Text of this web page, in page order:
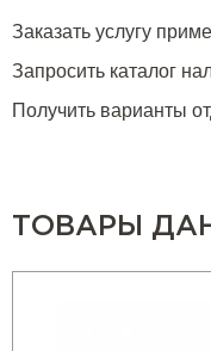
Заказать услугу
Запросить каталог
Получить варианты
ТОВАРЫ